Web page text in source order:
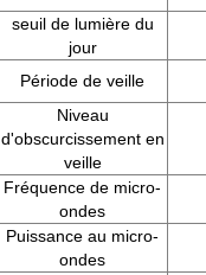
seuil de lumière du
jour
Période de veille
Niveau
d'obscurcissement en
veille
Fréquence de micro-
ondes
Puissance au micro-
ondes